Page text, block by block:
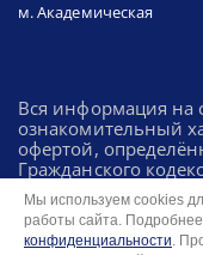
м. Академическая
Вся информация на
ознакомительный
офертой,
Гражданского
Политика
Разработка:
Мы используем cookies
работы сайта.
конфиденциальности.